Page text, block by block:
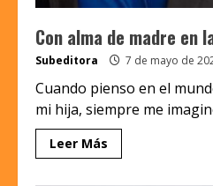
Con alma de madre en
Subeditora 7 de mayo de
Cuando pienso en el
mi hija, siempre me
Leer Más